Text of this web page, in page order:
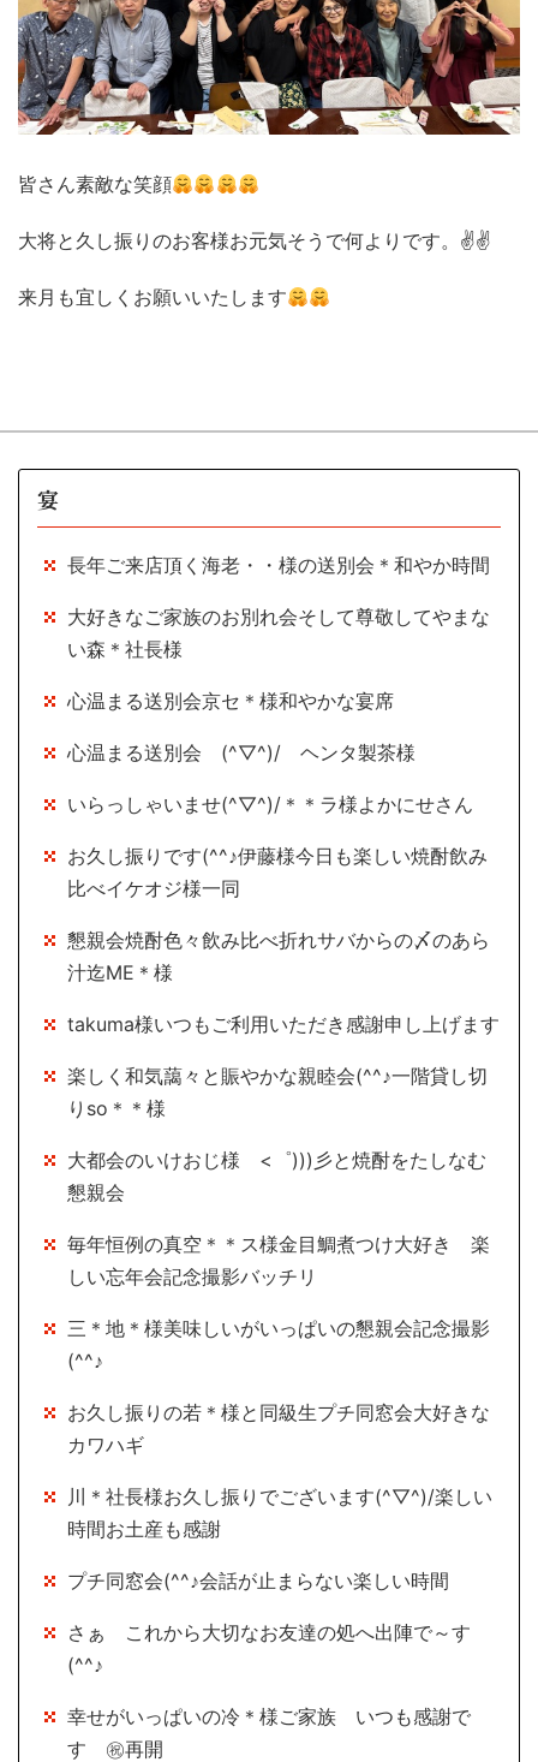
皆さん素敵な笑顔
大将と久し振りのお客様お元気そうで何よりです。✌✌
来月も宜しくお願いいたします
宴
長年ご来店頂く海老・・様の送別会＊和やか時間
大好きなご家族のお別れ会そして尊敬してやまな
い森＊社長様
心温まる送別会京セ＊様和やかな宴席
心温まる送別会 (^▽^)/ ヘンタ製茶様
いらっしゃいませ(^▽^)/＊＊ラ様よかにせさん
お久し振りです(^^♪伊藤様今日も楽しい焼酎飲み
比べイケオジ様一同
懇親会焼酎色々飲み比べ折れサバからの〆のあら
汁迄ME＊様
takuma様いつもご利用いただき感謝申し上げます
楽しく和気藹々と賑やかな親睦会(^^♪一階貸し切
りso＊＊様
大都会のいけおじ様 <゜)))彡と焼酎をたしなむ
懇親会
毎年恒例の真空＊＊ス様金目鯛煮つけ大好き 楽
しい忘年会記念撮影バッチリ
三＊地＊様美味しいがいっぱいの懇親会記念撮影
(^^♪
お久し振りの若＊様と同級生プチ同窓会大好きな
カワハギ
川＊社長様お久し振りでございます(^▽^)/楽しい
時間お土産も感謝
プチ同窓会(^^♪会話が止まらない楽しい時間
さぁ これから大切なお友達の処へ出陣で～す
(^^♪
幸せがいっぱいの冷＊様ご家族 いつも感謝で
す ㊗再開